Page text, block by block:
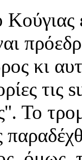
κι
τις
Το